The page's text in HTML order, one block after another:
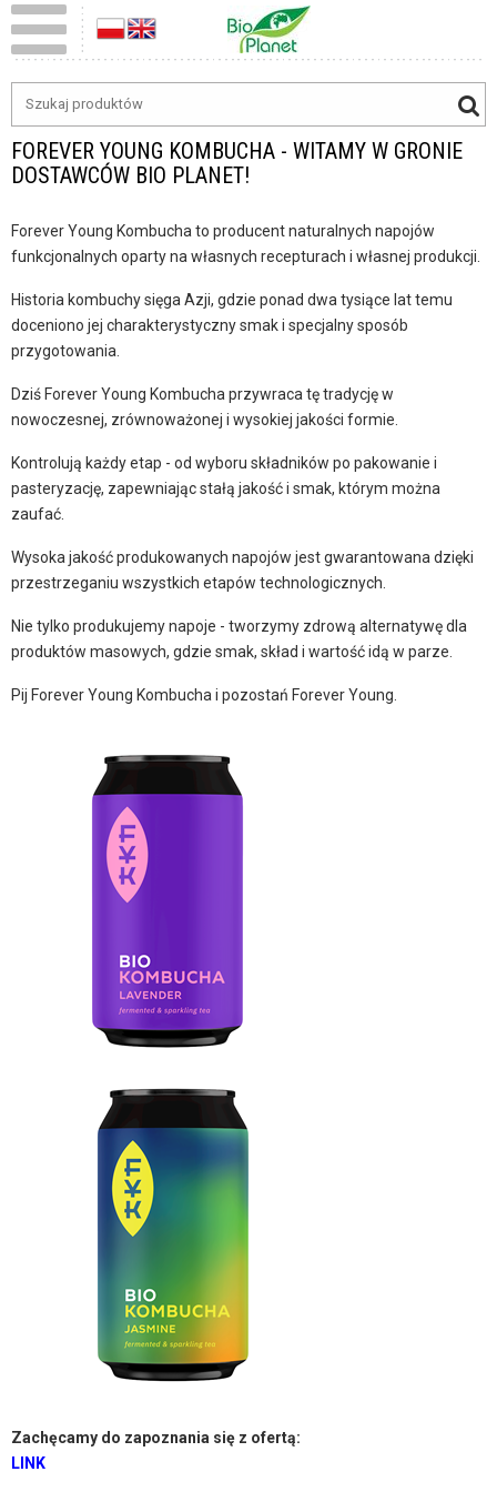
FOREVER YOUNG KOMBUCHA - WITAMY W GRONIE
DOSTAWCÓW BIO PLANET!
Forever Young Kombucha to producent naturalnych napojów
funkcjonalnych oparty na własnych recepturach i własnej produkcji.
Historia kombuchy sięga Azji, gdzie ponad dwa tysiące lat temu
doceniono jej charakterystyczny smak i specjalny sposób
przygotowania.
Dziś Forever Young Kombucha przywraca tę tradycję w
nowoczesnej, zrównoważonej i wysokiej jakości formie.
Kontrolują każdy etap - od wyboru składników po pakowanie i
pasteryzację, zapewniając stałą jakość i smak, którym można
zaufać.
Wysoka jakość produkowanych napojów jest gwarantowana dzięki
przestrzeganiu wszystkich etapów technologicznych.
Nie tylko produkujemy napoje - tworzymy zdrową alternatywę dla
produktów masowych, gdzie smak, skład i wartość idą w parze.
Pij Forever Young Kombucha i pozostań Forever Young.
Zachęcamy do zapoznania się z ofertą:
LINK